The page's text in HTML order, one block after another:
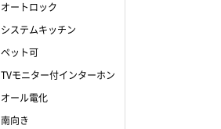
オートロック
システムキッチン
ペット可
TVモニター付インターホン
オール電化
南向き